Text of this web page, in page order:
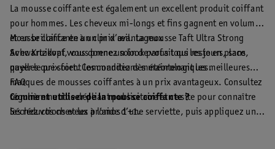
La mousse coiffante est également un excellent produit coiffant
pour hommes. Les cheveux mi-longs et fins gagnent en volume
et en brillance en un clin d’œil. La mousse Taft Ultra Strong
Schwartzkopf vous donne un look parfait qui reste en place,
quelles que soient les conditions météorologiques.
Mousse coiffante à un prix avantageux
Avec Kruidvat, vous prenez soin de vous tous les jours, sans
payer le prix fort. Commandez dès maintenant les meilleures
marques de mousses coiffantes à un prix avantageux. Consultez
régulièrement le dépliant publicitaire et ce site pour connaître
les réductions et les promos 1+1.
FAQ
Comment utiliser de la mousse coiffante ?
Séchez vos cheveux à l’aide d’une serviette, puis appliquez une